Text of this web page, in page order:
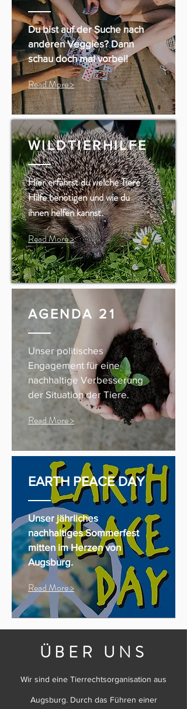
Du bist auf der Suche nach
anderen Veggies? Dann
schau doch mal vorbei!
Read More >
WILDTIERHILFE
Hier erfährst du welche Tiere
Hilfe benötigen und wie du
ihnen helfen kannst.
Read More >
AGENDA 21
Unser politisches
Engagement für eine
nachhaltige Verbesserung
der Situation der Tiere.
Read More >
EARTH PEACE DAY
Unser jährliches
nachhaltiges Sommerfest
mitten im Herzen von
Augsburg.
Read More >
ÜBER UNS
Wir sind eine Tierrechtsorganisation aus
Augsburg. Durch das Führen einer